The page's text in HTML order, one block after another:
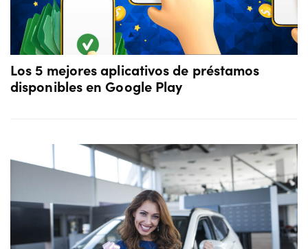
Los 5 mejores aplicativos de préstamos
disponibles en Google Play